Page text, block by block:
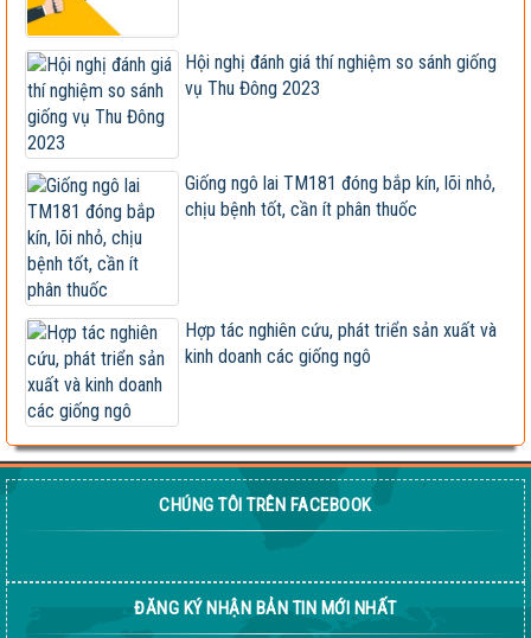
doanh...
Xây dựng và hoàn thiện quy trình canh tác ngô sinh
khối tuần...
Vietseed độc quyền hợp tác phát triển giống ngô lai
VS201
Giống ngô TM181: Lấy hạt rất tốt, lấy sinh khối
cũng hay!
Khi nào chấm dứt chi hàng tỷ đô nhập khẩu ngô?
HỘI THẢO KHOA HỌC “TỔNG KẾT CÔNG TÁC
NGHIÊN CỨU KHOA HỌC VÀ...
Giúp nông dân sản xuất ngô sinh khối theo tư duy
thị trường
Thông báo tuyển dụng 2022
Sầm Sơn 20026 – Món quà tinh thần ý nghĩa !
Hội nghị đánh giá thí nghiệm so sánh giống
vụ Thu Đông 2023
Giống ngô lai TM181 đóng bắp kín, lõi nhỏ,
chịu bệnh tốt, cần ít phân thuốc
Hợp tác nghiên cứu, phát triển sản xuất và
kinh doanh các giống ngô
CHÚNG TÔI TRÊN FACEBOOK
ĐĂNG KÝ NHẬN BẢN TIN MỚI NHẤT